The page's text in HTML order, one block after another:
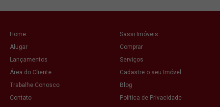
Home
Sassi Imóveis
Alugar
Comprar
Lançamentos
Serviços
Área do Cliente
Cadastre o seu Imóvel
Trabalhe Conosco
Blog
Contato
Política de Privacidade